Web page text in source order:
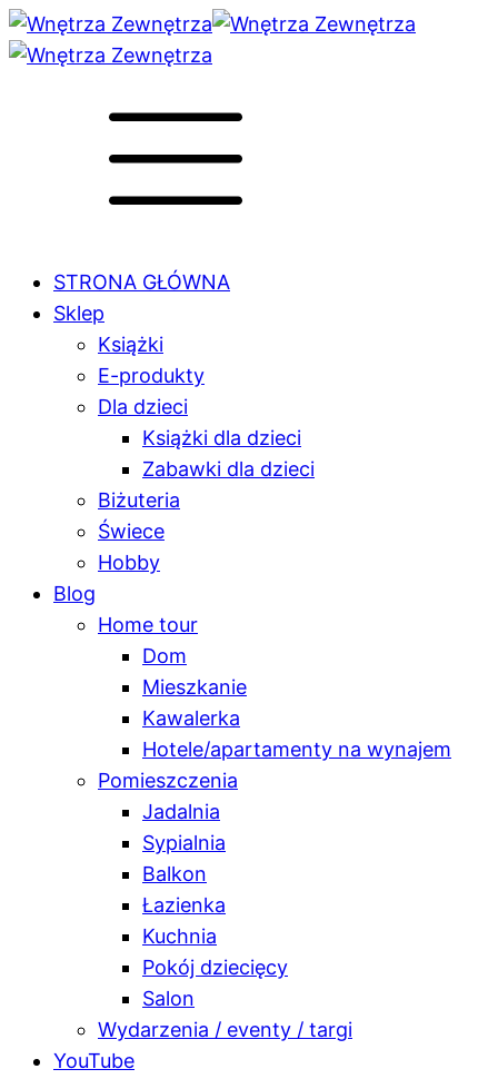
STRONA GŁÓWNA
Sklep
Książki
E-produkty
Dla dzieci
Książki dla dzieci
Zabawki dla dzieci
Biżuteria
Świece
Hobby
Blog
Home tour
Dom
Mieszkanie
Kawalerka
Hotele/apartamenty na wynajem
Pomieszczenia
Jadalnia
Sypialnia
Balkon
Łazienka
Kuchnia
Pokój dziecięcy
Salon
Wydarzenia / eventy / targi
YouTube